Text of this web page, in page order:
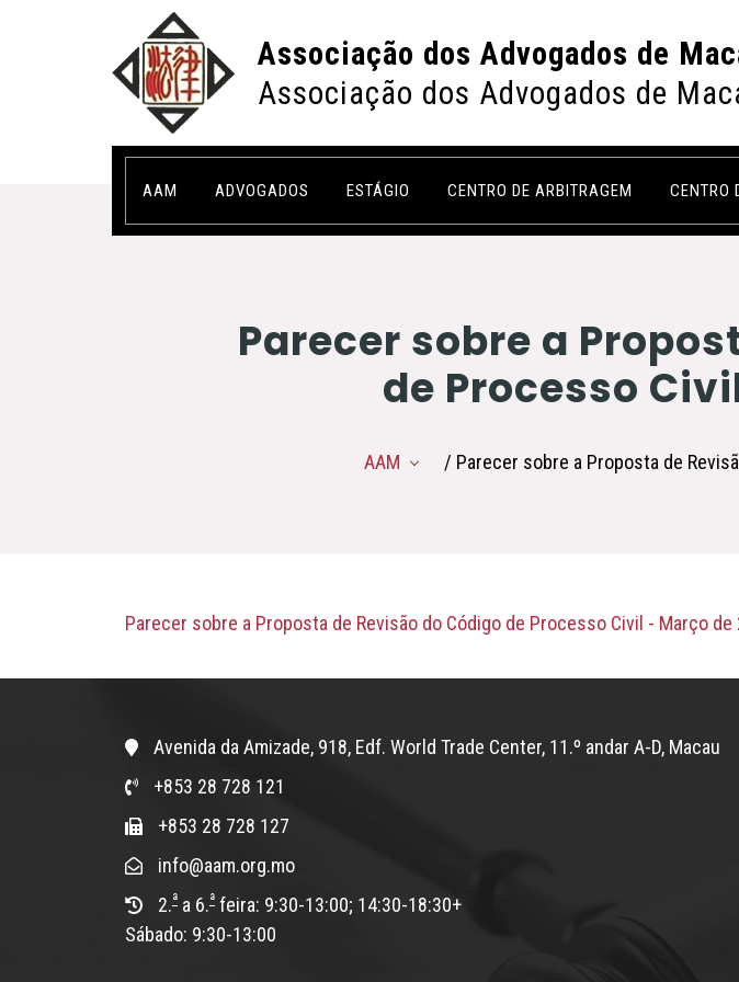
Associação dos Advogados de
Associação dos Advogados de
AAM ADVOGADOS ESTÁGIO CENTRO DE ARBITRAGEM CENTRO
Parecer sobre a
de Processo
AAM / Parecer sobre a Proposta de
Parecer sobre a Proposta de Revisão do Código de Processo Civil - Março de
Avenida da Amizade, 918, Edf. World Trade Center, 11.º andar A-D, Macau
+853 28 728 121
+853 28 728 127
info@aam.org.mo
2.ª a 6.ª feira: 9:30-13:00; 14:30-18:30+
Sábado: 9:30-13:00